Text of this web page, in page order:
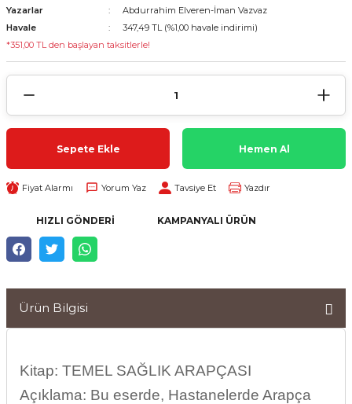
Yazarlar
Abdurrahim Elveren-İman Vazvaz
Havale
347,49 TL (%1,00 havale indirimi)
*351,00 TL den başlayan taksitlerle!
Sepete Ekle Hemen Al
Fiyat Alarmı Yorum Yaz Tavsiye Et Yazdır
HIZLI GÖNDERI KAMPANYALI ÜRÜN
Ürün Bilgisi
Kitap: TEMEL SAĞLIK ARAPÇASI
Açıklama: Bu eserde, Hastanelerde Arapça